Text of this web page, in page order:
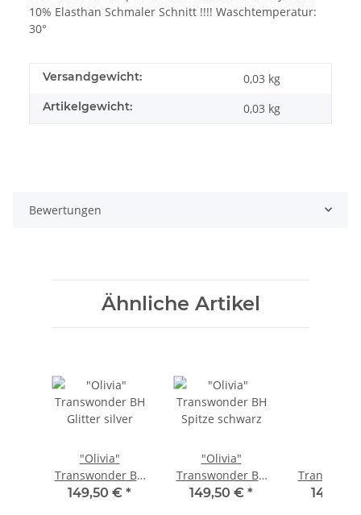
10% Elasthan Schmaler Schnitt !!!! Waschtemperatur:
30°
Versandgewicht: 0,03 kg
Artikelgewicht: 0,03 kg
Bewertungen
Ähnliche Artikel
"Olivia"
Transwonder BH
Glitter silver
149,50 € *
"Olivia"
Transwonder BH
Spitze schwarz
149,50 € *
Spitze
149,50